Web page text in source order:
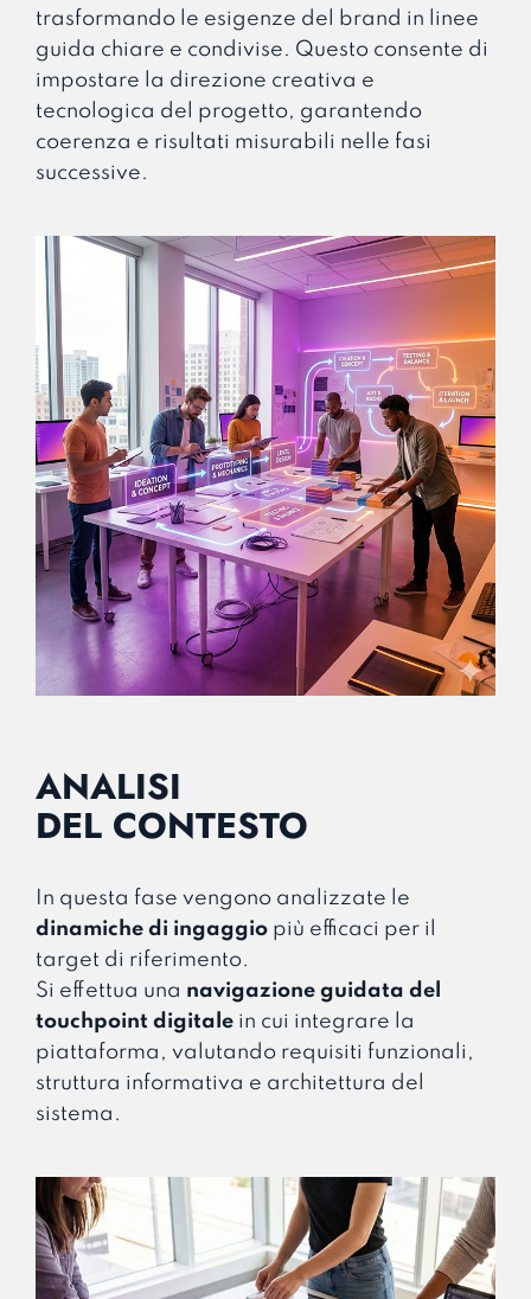
trasformando le esigenze del brand in linee
guida chiare e condivise. Questo consente di
impostare la direzione creativa e
tecnologica del progetto, garantendo
coerenza e risultati misurabili nelle fasi
successive.
ANALISI
DEL CONTESTO
In questa fase vengono analizzate le
dinamiche di ingaggio più efficaci per il
target di riferimento.
Si effettua una navigazione guidata del
touchpoint digitale in cui integrare la
piattaforma, valutando requisiti funzionali,
struttura informativa e architettura del
sistema.